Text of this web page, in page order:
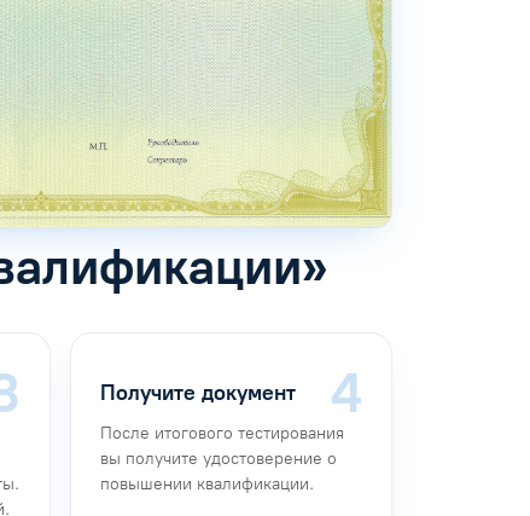
Получите документ
После итогового тестирования
вы получите удостоверение о
повышении квалификации.